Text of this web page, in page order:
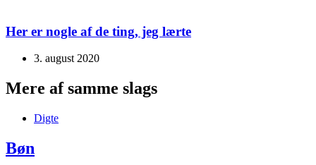
Her er nogle af de ting, jeg lærte
3. august 2020
Mere af samme slags
Digte
Bøn